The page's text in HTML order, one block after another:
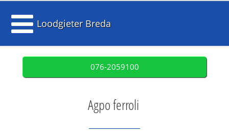
Loodgieter Breda
076-2059100
Agpo ferroli